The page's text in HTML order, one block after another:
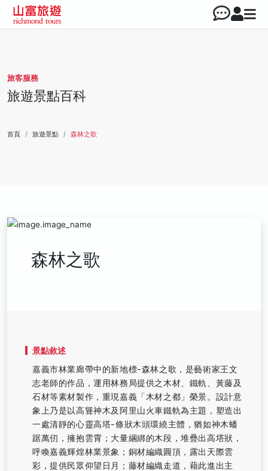
旅客服務
旅遊景點百科
首頁 旅遊景點 森林之歌
森林之歌
景點敘述
嘉義市林業廊帶中的新地標-森林之歌，是藝術家王文
志老師的作品，運用林務局提供之木材、鐵軌、黃藤及
石材等素材製作，重現嘉義「木材之都」榮景。設計意
象上乃是以高聳神木及阿里山火車鐵軌為主題，塑造出
一處清靜的心靈高塔-條狀木頭環繞主體，猶如神木蟠
踞萬仞，擁抱雲霄；大量綑綁的木段，堆疊出高塔狀，
呼喚嘉義輝煌林業景象；銅材編織圓頂，露出天際雲
彩，提供民眾仰望日月；藤材編織走道，藉此進出主